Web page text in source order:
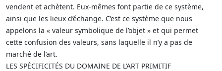
vendent et achètent. Eux-mêmes font partie de ce système,
ainsi que les lieux d’échange. C’est ce système que nous
appelons la « valeur symbolique de l’objet » et qui permet
cette confusion des valeurs, sans laquelle il n’y a pas de
marché de l’art.
LES SPÉCIFICITÉS DU DOMAINE DE L’ART PRIMITIF